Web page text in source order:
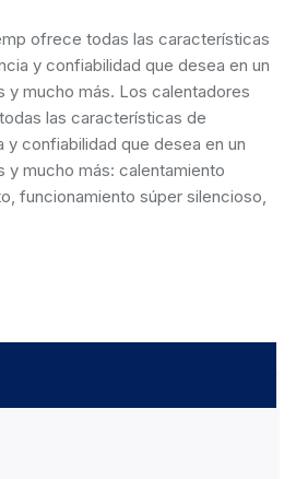
ofrece todas las características
y confiabilidad que desea en un
y mucho más. Los calentadores
las características de
confiabilidad que desea en un
y mucho más: calentamiento
funcionamiento súper silencioso,